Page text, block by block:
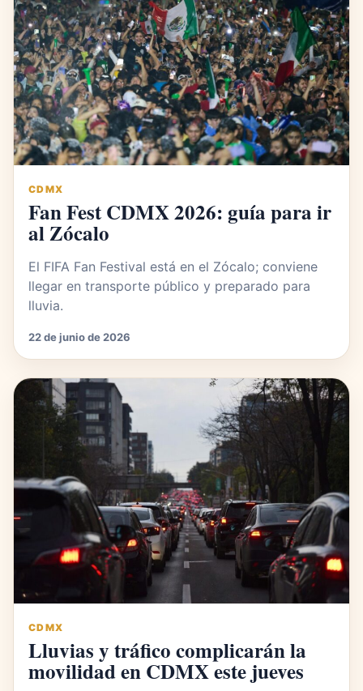
CDMX
Fan Fest CDMX 2026: guía para ir
al Zócalo
El FIFA Fan Festival está en el Zócalo; conviene
llegar en transporte público y preparado para
lluvia.
22 de junio de 2026
CDMX
Lluvias y tráfico complicarán la
movilidad en CDMX este jueves